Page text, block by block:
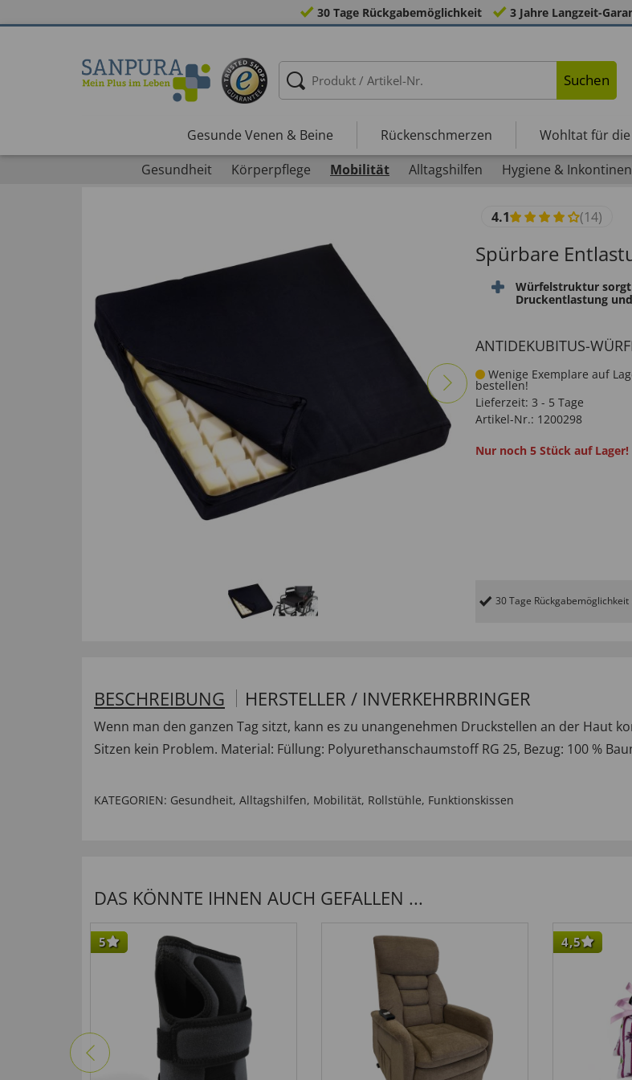
30 Tage Rückgabemöglichkeit 3 Jahre Langzeit-
Suchen
Gesunde Venen & Beine Rückenschmerzen Wohltat für die
Gesundheit
Körperpflege Mobilität Alltagshilfen Hygiene &
4.1 (14)
Spürbare
Würfelstruktur
Druckentlastung
ANTIDEKUBITUS-
Wenige Exemplare auf
bestellen!
Lieferzeit: 3 - 5 Tage
Artikel-Nr.: 1200298
Nur noch 5 Stück auf Lager!
30 Tage Rückgabemöglichkeit
BESCHREIBUNG HERSTELLER / INVERKEHRBRINGER
Wenn man den ganzen Tag sitzt, kann es zu unangenehmen Druckstellen an der Haut
Sitzen kein Problem. Material: Füllung: Polyurethanschaumstoff RG 25, Bezug: 100 %
KATEGORIEN: Gesundheit, Alltagshilfen, Mobilität, Rollstühle, Funktionskissen
DAS KÖNNTE IHNEN AUCH GEFALLEN ...
5 4,5